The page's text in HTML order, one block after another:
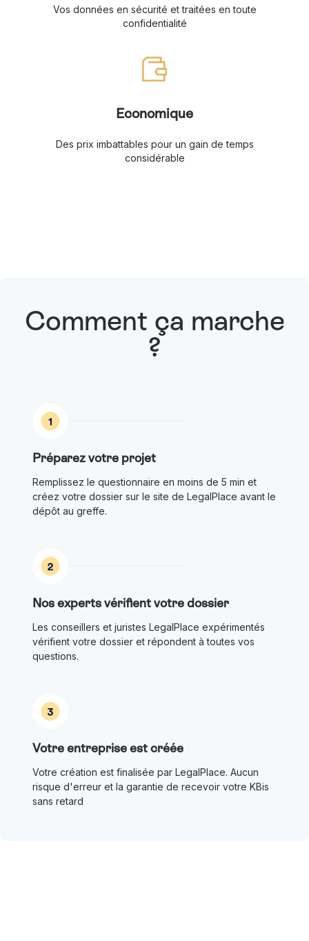
Vos données en sécurité et traitées en toute
confidentialité
Economique
Des prix imbattables pour un gain de temps
considérable
Comment ça marche
?
Préparez votre projet
Remplissez le questionnaire en moins de 5 min et
créez votre dossier sur le site de LegalPlace avant le
dépôt au greffe.
Nos experts vérifient votre dossier
Les conseillers et juristes LegalPlace expérimentés
vérifient votre dossier et répondent à toutes vos
questions.
Votre entreprise est créée
Votre création est finalisée par LegalPlace. Aucun
risque d'erreur et la garantie de recevoir votre KBis
sans retard